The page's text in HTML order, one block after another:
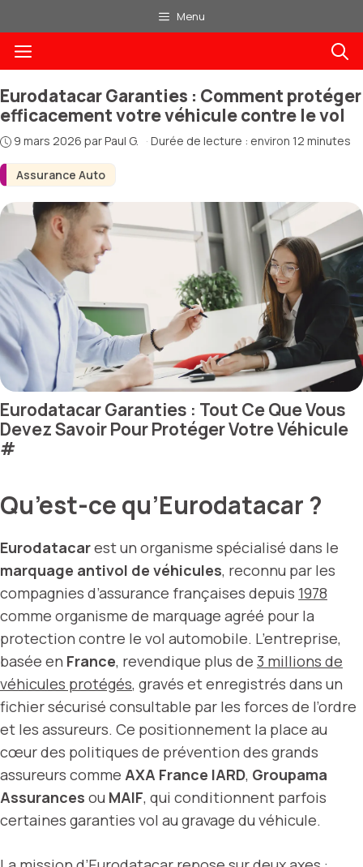
au
contenu
Menu
Menu
Assurance Auto
Eurodatacar Garanties : Comment protéger
efficacement votre véhicule contre le vol
9 mars 2026 parPaul G. · Durée de lecture : environ 12 minutes
Eurodatacar Garanties : Tout Ce Que Vous
Devez Savoir Pour Protéger Votre Véhicule
#
Qu’est-ce qu’Eurodatacar ?
Eurodatacarest un organisme spécialisé dans le
marquage antivol de véhicules, reconnu par les
compagnies d’assurance françaises depuis 1978
comme organisme de marquage agréé pour la
protection contre le vol automobile. L’entreprise,
basée en France, revendique plus de 3 millions de
véhicules protégés, gravés et enregistrés dans un
fichier sécurisé consultable par les forces de l’ordre
et les assureurs. Ce positionnement la place au
cœur des politiques de prévention des grands
assureurs comme AXA France IARD, Groupama
Assurances ou MAIF, qui conditionnent parfois
certaines garanties vol au gravage du véhicule.